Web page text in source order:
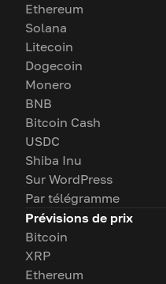
Ethereum
Solana
Litecoin
Dogecoin
Monero
BNB
Bitcoin Cash
USDC
Shiba Inu
Sur WordPress
Par télégramme
Prévisions de prix
Bitcoin
XRP
Ethereum